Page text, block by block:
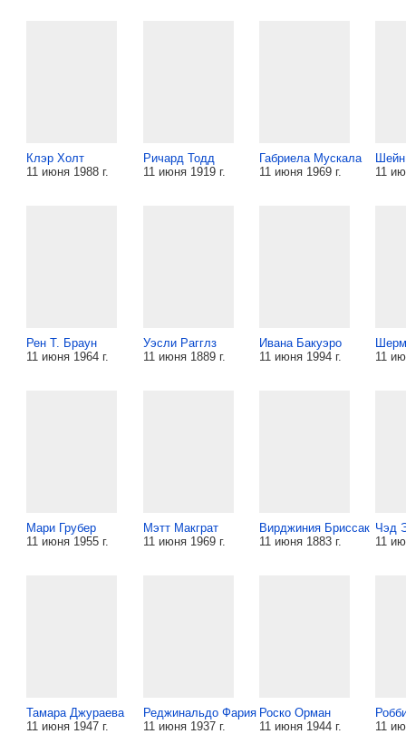
Клэр Холт
11 июня 1988 г.
Ричард Тодд
11 июня 1919 г.
Габриела Мускала
11 июня 1969 г.
11
Рен Т. Браун
11 июня 1964 г.
Уэсли Рагглз
11 июня 1889 г.
Ивана Бакуэро
11 июня 1994 г.
11
Мари Грубер
11 июня 1955 г.
Мэтт Макграт
11 июня 1969 г.
Вирджиния Бриссак
11 июня 1883 г.
Чэд
11
Тамара Джураева
11 июня 1947 г.
Реджинальдо Фария
11 июня 1937 г.
Роско Орман
11 июня 1944 г.
11